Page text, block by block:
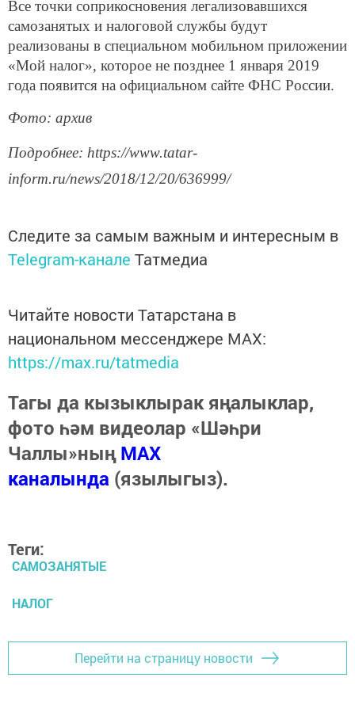
Все точки соприкосновения легализовавшихся
самозанятых и налоговой службы будут
реализованы в специальном мобильном приложении
«Мой налог», которое не позднее 1 января 2019
года появится на официальном сайте ФНС России.
Фото: архив
Подробнее: https://www.tatar-
inform.ru/news/2018/12/20/636999/
Следите за самым важным и интересным в
Telegram-канале Татмедиа
Читайте новости Татарстана в
национальном мессенджере MАХ:
https://max.ru/tatmedia
Тагы да кызыклырак яңалыклар,
фото һәм видеолар «Шәһри
Чаллы»ныңMAX
каналында (язылыгыз).
Теги:
САМОЗАНЯТЫЕ
НАЛОГ
Перейти на страницу новости